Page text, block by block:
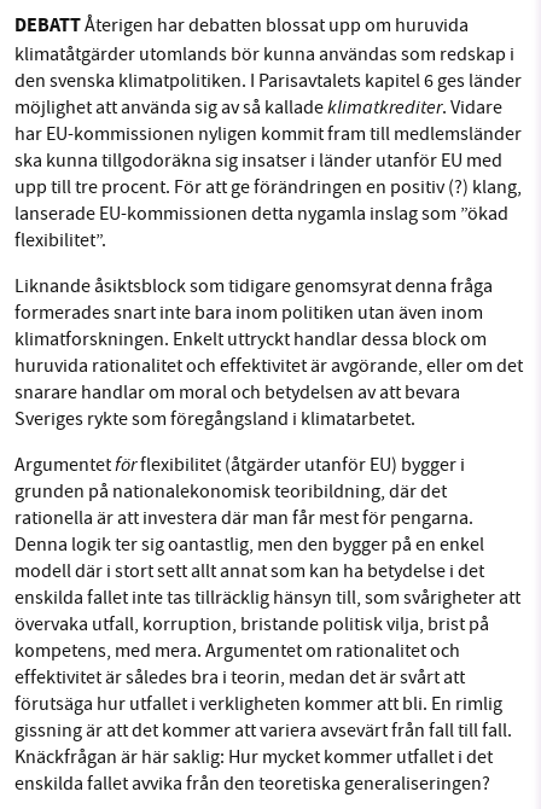
DEBATTÅterigen har debatten blossat upp om huruvida
klimatåtgärder utomlands bör kunna användas som redskap i
den svenska klimatpolitiken. I Parisavtalets kapitel 6 ges länder
möjlighet att använda sig av så kalladeklimatkrediter. Vidare
har EU-kommissionen nyligen kommit fram till medlemsländer
ska kunna tillgodoräkna sig insatser i länder utanför EU med
upp till tre procent. För att ge förändringen en positiv (?) klang,
lanserade EU-kommissionen detta nygamla inslag som ”ökad
flexibilitet”.
Liknande åsiktsblock som tidigare genomsyrat denna fråga
formerades snart inte bara inom politiken utan även inom
klimatforskningen. Enkelt uttryckt handlar dessa block om
huruvida rationalitet och effektivitet är avgörande, eller om det
snarare handlar om moral och betydelsen av att bevara
Sveriges rykte som föregångsland i klimatarbetet.
Argumentetförflexibilitet (åtgärder utanför EU) bygger i
grunden på nationalekonomisk teoribildning, där det
rationella är att investera där man får mest för pengarna.
Denna logik ter sig oantastlig, men den bygger på en enkel
modell där i stort sett allt annat som kan ha betydelse i det
enskilda fallet inte tas tillräcklig hänsyn till, som svårigheter att
övervaka utfall, korruption, bristande politisk vilja, brist på
kompetens, med mera. Argumentet om rationalitet och
effektivitet är således bra i teorin, medan det är svårt att
förutsäga hur utfallet i verkligheten kommer att bli. En rimlig
gissning är att det kommer att variera avsevärt från fall till fall.
Knäckfrågan är här saklig: Hur mycket kommer utfallet i det
enskilda fallet avvika från den teoretiska generaliseringen?
1231368703
Läs vad vi vill göra